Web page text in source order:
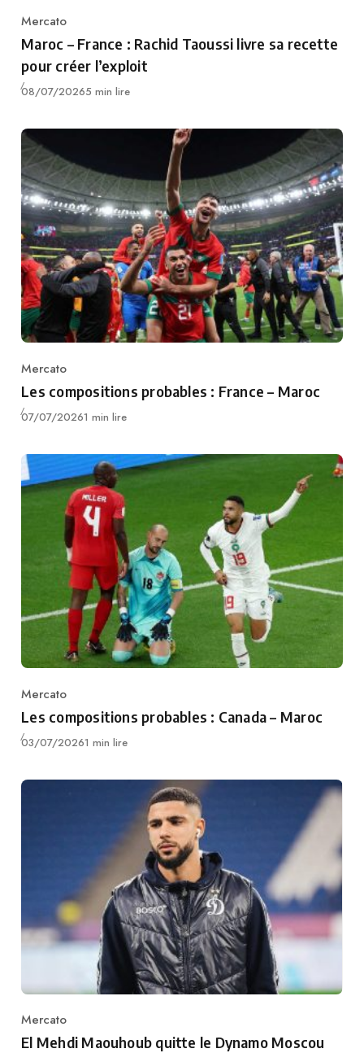
Category
Mercato
Maroc – France : Rachid Taoussi livre sa recette
pour créer l’exploit
Publié
08/07/20265 min lire
Category
Mercato
Les compositions probables : France – Maroc
Publié
07/07/20261 min lire
Category
Mercato
Les compositions probables : Canada – Maroc
Publié
03/07/20261 min lire
Category
Mercato
El Mehdi Maouhoub quitte le Dynamo Moscou